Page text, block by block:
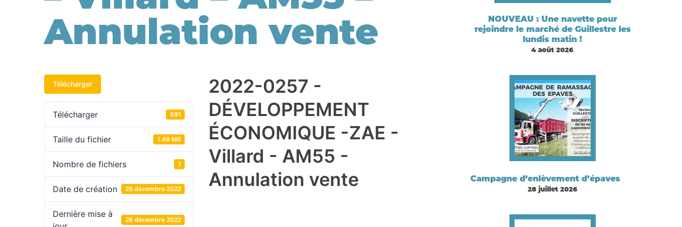
Annulation vente
Télécharger
Télécharger 691
Taille du fichier 1.49 MB
Nombre de fichiers 1
Date de création 26 décembre 2022
Dernière mise à
26 décembre 2022
2022-0257 -
DÉVELOPPEMENT
ÉCONOMIQUE -ZAE -
Villard - AM55 -
Annulation vente
NOUVEAU : Une navette pour
rejoindre le marché de Guillestre les
lundis matin !
4 août 2026
Campagne d’enlèvement d’épaves
28 juillet 2026